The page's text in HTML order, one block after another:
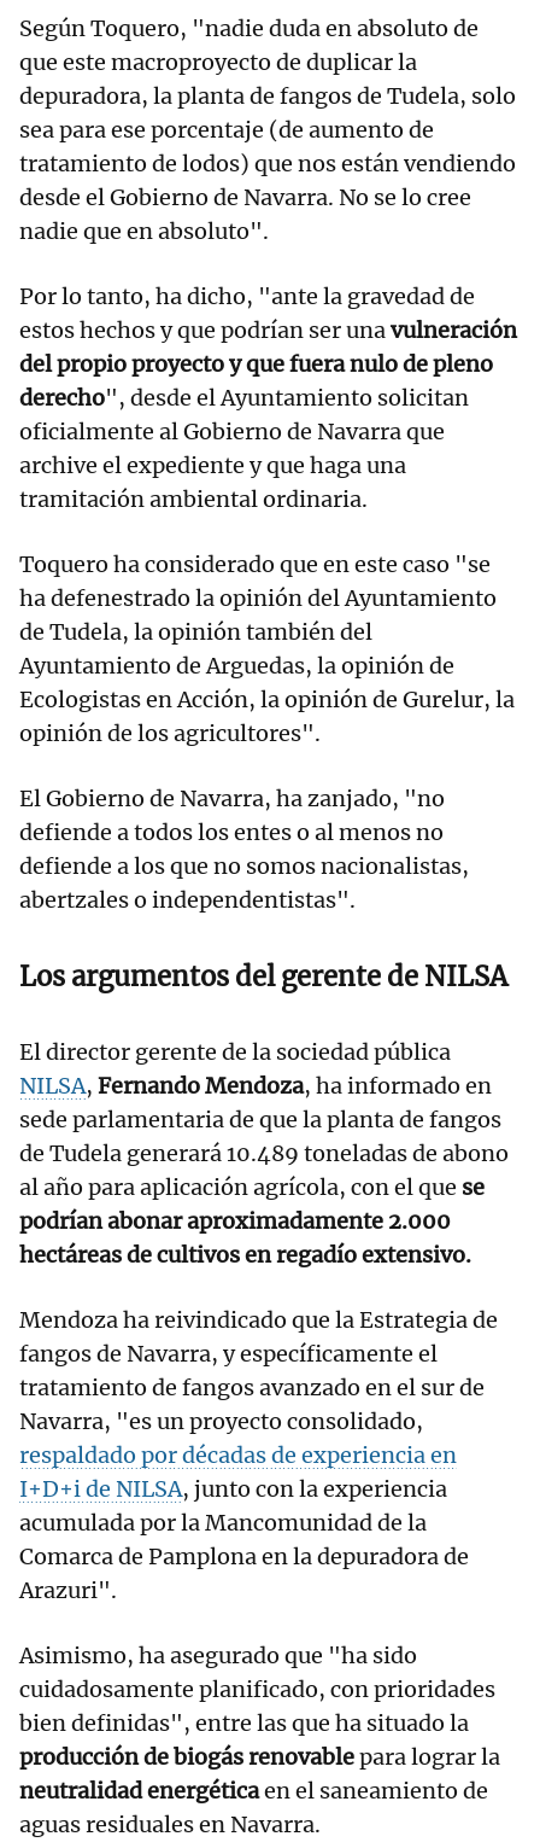
Según Toquero, "nadie duda en absoluto de
que este macroproyecto de duplicar la
depuradora, la planta de fangos de Tudela, solo
sea para ese porcentaje (de aumento de
tratamiento de lodos) que nos están vendiendo
desde el Gobierno de Navarra. No se lo cree
nadie que en absoluto".
Por lo tanto, ha dicho, "ante la gravedad de
estos hechos y que podrían ser unavulneración
del propio proyecto y que fuera nulo de pleno
derecho", desde el Ayuntamiento solicitan
oficialmente al Gobierno de Navarra que
archive el expediente y que haga una
tramitación ambiental ordinaria.
Toquero ha considerado que en este caso "se
ha defenestrado la opinión del Ayuntamiento
de Tudela, la opinión también del
Ayuntamiento de Arguedas, la opinión de
Ecologistas en Acción, la opinión de Gurelur, la
opinión de los agricultores".
El Gobierno de Navarra, ha zanjado, "no
defiende a todos los entes o al menos no
defiende a los que no somos nacionalistas,
abertzales o independentistas".
Los argumentos del gerente de NILSA
El director gerente de la sociedad pública
NILSA, Fernando Mendoza, ha informado en
sede parlamentaria de que la planta de fangos
de Tudela generará 10.489 toneladas de abono
al año para aplicación agrícola, con el que se
podrían abonar aproximadamente 2.000
hectáreas de cultivos en regadío extensivo.
Mendoza ha reivindicado que la Estrategia de
fangos de Navarra, y específicamente el
tratamiento de fangos avanzado en el sur de
Navarra, "es un proyecto consolidado,
respaldado por décadas de experiencia en
I+D+i de NILSA, junto con la experiencia
acumulada por la Mancomunidad de la
Comarca de Pamplona en la depuradora de
Arazuri".
Asimismo, ha asegurado que "ha sido
cuidadosamente planificado, con prioridades
bien definidas", entre las que ha situado la
producción de biogás renovablepara lograr la
neutralidad energéticaen el saneamiento de
aguas residuales en Navarra.